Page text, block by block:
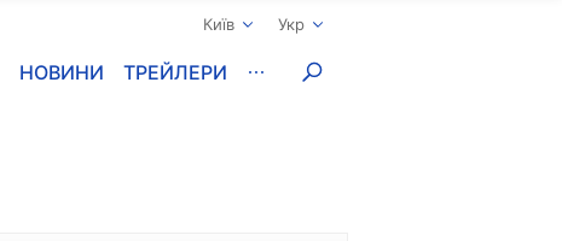
Київ Укр
НОВИНИ ТРЕЙЛЕРИ